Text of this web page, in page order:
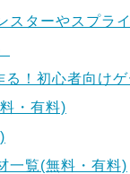
スターやスプラ
！初心者向け
・有料)
一覧(無料・有料)